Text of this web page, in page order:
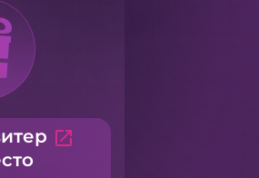
open_in_new